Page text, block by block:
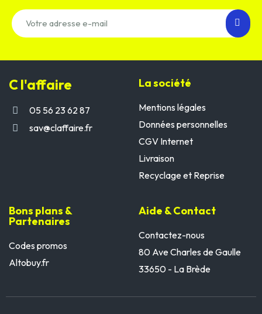
C l'affaire
05 56 23 62 87
sav@claffaire.fr
La société
Mentions légales
Données personnelles
CGV Internet
Livraison
Recyclage et Reprise
Bons plans &
Partenaires
Codes promos
Altobuy.fr
Aide & Contact
Contactez-nous
80 Ave Charles de Gaulle
33650 - La Brède